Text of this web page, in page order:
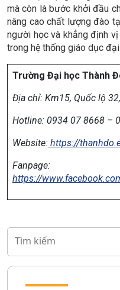
mà còn là bước khởi đầu
nâng cao chất lượng đào
người học và khẳng định
trong hệ thống giáo dục
Trường Đại học Thành
Địa chỉ: Km15, Quốc lộ
Hotline: 0934 07 8668 –
Website: https://
Fanpage:
https://